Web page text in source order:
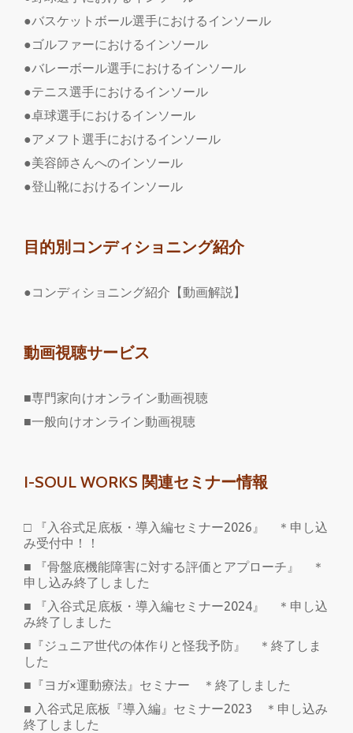
●バスケットボール選手におけるインソール
●ゴルファーにおけるインソール
●バレーボール選手におけるインソール
●テニス選手におけるインソール
●卓球選手におけるインソール
●アメフト選手におけるインソール
●美容師さんへのインソール
●登山靴におけるインソール
目的別コンディショニング紹介
●コンディショニング紹介【動画解説】
動画視聴サービス
■専門家向けオンライン動画視聴
■一般向けオンライン動画視聴
I-SOUL WORKS 関連セミナー情報
□ 『入谷式足底板・導入編セミナー2026』 ＊申し込
み受付中！！
■ 『骨盤底機能障害に対する評価とアプローチ』 ＊
申し込み終了しました
■ 『入谷式足底板・導入編セミナー2024』 ＊申し込
み終了しました
■『ジュニア世代の体作りと怪我予防』 ＊終了しま
した
■『ヨガ×運動療法』セミナー ＊終了しました
■ 入谷式足底板『導入編』セミナー2023 ＊申し込み
終了しました